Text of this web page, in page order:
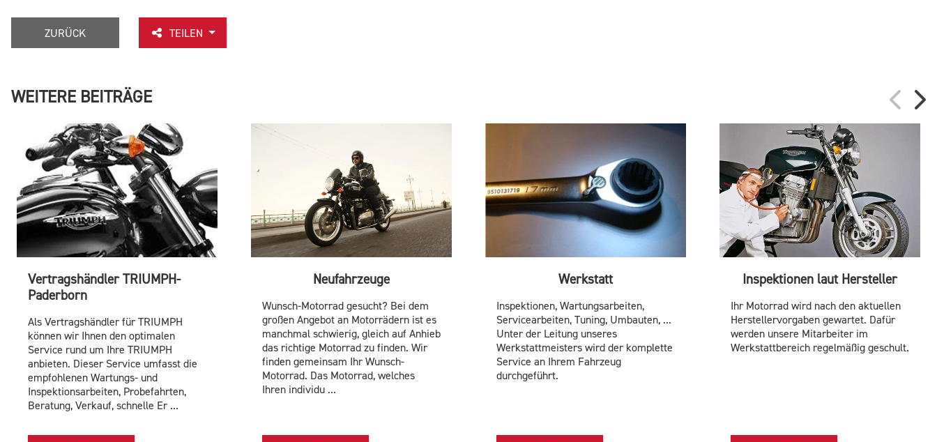
ZURÜCK TEILEN
WEITERE BEITRÄGE
Vertragshändler TRIUMPH-
Paderborn
Als Vertragshändler für TRIUMPH
können wir Ihnen den optimalen
Service rund um Ihre TRIUMPH
anbieten. Dieser Service umfasst die
empfohlenen Wartungs- und
Inspektionsarbeiten, Probefahrten,
Beratung, Verkauf, schnelle Er ...
Neufahrzeuge
Wunsch-Motorrad gesucht? Bei dem
großen Angebot an Motorrädern ist es
manchmal schwierig, gleich auf Anhieb
das richtige Motorrad zu finden. Wir
finden gemeinsam Ihr Wunsch-
Motorrad. Das Motorrad, welches
Ihren individu ...
Werkstatt
Inspektionen, Wartungsarbeiten,
Servicearbeiten, Tuning, Umbauten, ...
Unter der Leitung unseres
Werkstattmeisters wird der komplette
Service an Ihrem Fahrzeug
durchgeführt.
Inspektionen laut Hersteller
Ihr Motorrad wird nach den aktuellen
Herstellervorgaben gewartet. Dafür
werden unsere Mitarbeiter im
Werkstattbereich regelmäßig geschult.